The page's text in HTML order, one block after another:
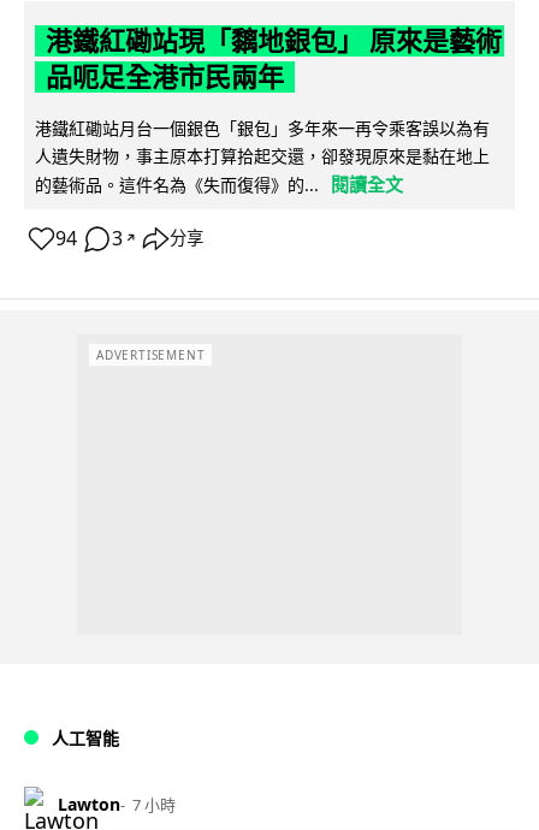
港鐵紅磡站現「黐地銀包」 原來是藝術
品呃足全港市民兩年
港鐵紅磡站月台一個銀色「銀包」多年來一再令乘客誤以為有
人遺失財物，事主原本打算拾起交還，卻發現原來是黏在地上
的藝術品。這件名為《失而復得》的...
閱讀全文
94 3 ↗ 分享
ADVERTISEMENT
人工智能
Lawton 7 小時